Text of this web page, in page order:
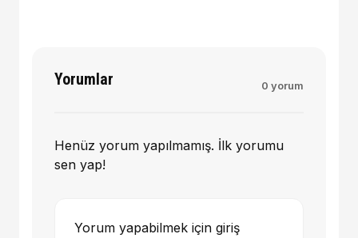
Yorumlar 0 yorum
Henüz yorum yapılmamış. İlk yorumu
sen yap!
Yorum yapabilmek için giriş